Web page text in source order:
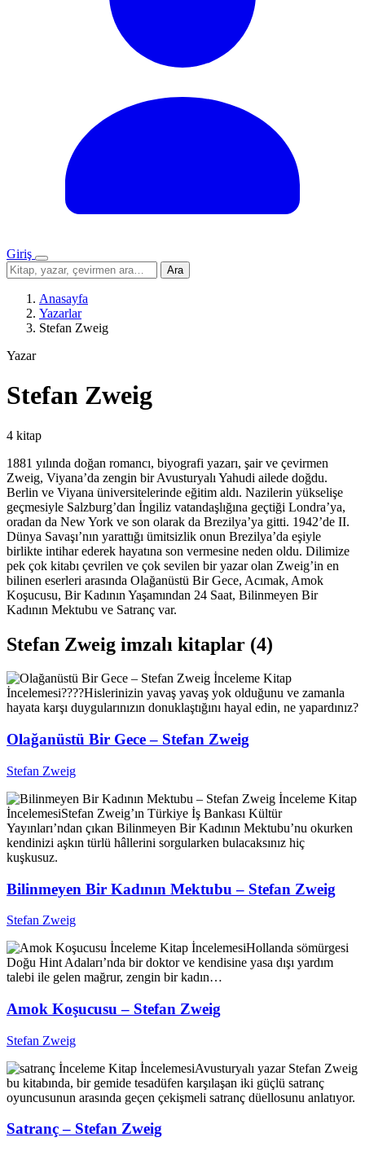
Giriş
Menü
Sitede
ara
Ara
Anasayfa
Yazarlar
Stefan Zweig
Yazar
Stefan Zweig
4 kitap
1881 yılında doğan romancı, biyografi yazarı, şair ve çevirmen
Zweig, Viyana’da zengin bir Avusturyalı Yahudi ailede doğdu.
Berlin ve Viyana üniversitelerinde eğitim aldı. Nazilerin yükselişe
geçmesiyle Salzburg’dan İngiliz vatandaşlığına geçtiği Londra’ya,
oradan da New York ve son olarak da Brezilya’ya gitti. 1942’de II.
Dünya Savaşı’nın yarattığı ümitsizlik onun Brezilya’da eşiyle
birlikte intihar ederek hayatına son vermesine neden oldu. Dilimize
pek çok kitabı çevrilen ve çok sevilen bir yazar olan Zweig’in en
bilinen eserleri arasında Olağanüstü Bir Gece, Acımak, Amok
Koşucusu, Bir Kadının Yaşamından 24 Saat, Bilinmeyen Bir
Kadının Mektubu ve Satranç var.
Stefan Zweig imzalı kitaplar (4)
İnceleme Kitap
İncelemesi????Hislerinizin yavaş yavaş yok olduğunu ve zamanla
hayata karşı duygularınızın donuklaştığını hayal edin, ne yapardınız?
Olağanüstü Bir Gece – Stefan Zweig
Stefan Zweig
İnceleme Kitap
İncelemesiStefan Zweig’ın Türkiye İş Bankası Kültür
Yayınları’ndan çıkan Bilinmeyen Bir Kadının Mektubu’nu okurken
kendinizi aşkın türlü hâllerini sorgularken bulacaksınız hiç
kuşkusuz.
Bilinmeyen Bir Kadının Mektubu – Stefan Zweig
Stefan Zweig
İnceleme Kitap İncelemesiHollanda sömürgesi
Doğu Hint Adaları’nda bir doktor ve kendisine yasa dışı yardım
talebi ile gelen mağrur, zengin bir kadın…
Amok Koşucusu – Stefan Zweig
Stefan Zweig
İnceleme Kitap İncelemesiAvusturyalı yazar Stefan Zweig
bu kitabında, bir gemide tesadüfen karşılaşan iki güçlü satranç
oyuncusunun arasında geçen çekişmeli satranç düellosunu anlatıyor.
Satranç – Stefan Zweig